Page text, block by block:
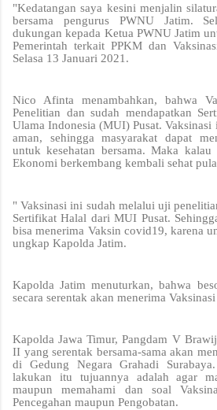
"Kedatangan saya kesini menjalin
bersama pengurus PWNU Jatim.
dukungan kepada Ketua PWNU Jatim
Pemerintah terkait PPKM dan
Selasa 13 Januari 2021.
Nico Afinta menambahkan, bahwa
Penelitian dan sudah mendapatkan
Ulama Indonesia (MUI) Pusat.
aman, sehingga masyarakat dapat
untuk kesehatan bersama. Maka kalau
Ekonomi berkembang kembali sehat
" Vaksinasi ini sudah melalui uji
Sertifikat Halal dari MUI Pusat.
bisa menerima Vaksin covid19, karena
ungkap Kapolda Jatim.
Kapolda Jatim menuturkan, bahwa
secara serentak akan menerima
Kapolda Jawa Timur, Pangdam V
II yang serentak bersama-sama akan
di Gedung Negara Grahadi
lakukan itu tujuannya adalah agar
maupun memahami dan soal
Pencegahan maupun Pengobatan.